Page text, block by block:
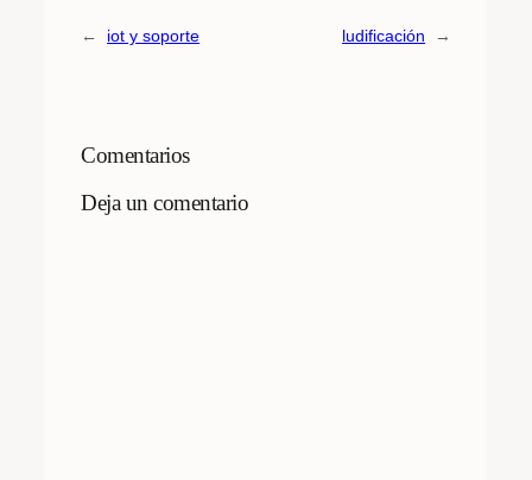
← iot y soporte ludificación →
Comentarios
Deja un comentario